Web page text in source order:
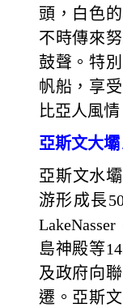
頭，白色
不時傳來
鼓聲。特
帆船，享
比亞人風情
亞斯文大壩
亞斯文水
游形成長
島神殿等
及政府向
遷。亞斯